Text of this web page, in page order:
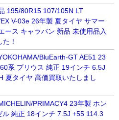
195/80R15 107/105N LT
V-03e 26年製 夏タイヤ サマー
ース キャラバン 新品 未使用品入
！
BluEarth-GT AE51 23
系 プリウス 純正 19インチ 6.5J
夏タイヤ 高価買取いたしまし
PRIMACY4 23年製 ホン
ル 純正 18インチ 7.5J +55 114.3